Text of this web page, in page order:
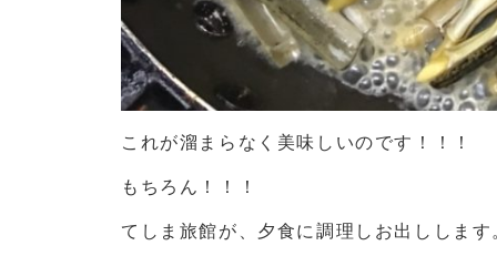
これが溜まらなく美味しいのです！！！
もちろん！！！
てしま旅館が、夕食に調理しお出しします